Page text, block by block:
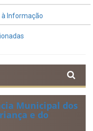
à Informação
Municipal dos
e do